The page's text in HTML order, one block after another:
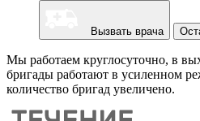
Вызвать врача
Мы работаем круглосуточно, в
бригады работают в усиленном
количество бригад увеличено.